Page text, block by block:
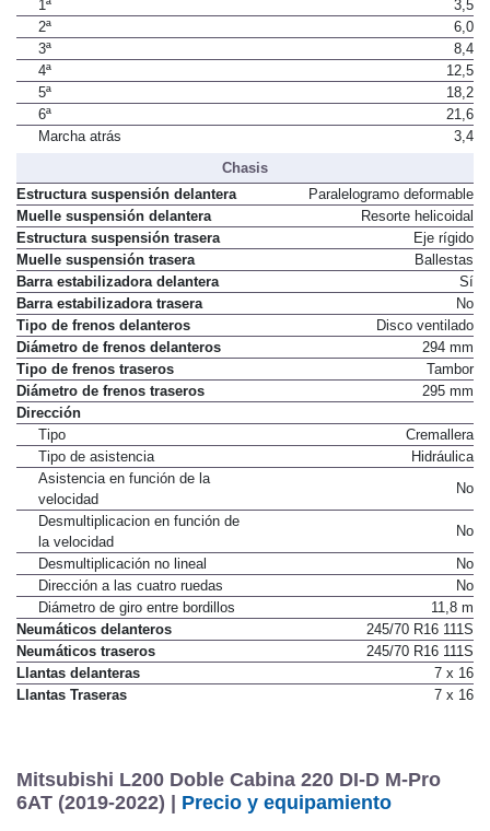
1ª
3,5
2ª
6,0
3ª
8,4
4ª
12,5
5ª
18,2
6ª
21,6
Marcha atrás
3,4
Chasis
Estructura suspensión delantera
Paralelogramo deformable
Muelle suspensión delantera
Resorte helicoidal
Estructura suspensión trasera
Eje rígido
Muelle suspensión trasera
Ballestas
Barra estabilizadora delantera
Sí
Barra estabilizadora trasera
No
Tipo de frenos delanteros
Disco ventilado
Diámetro de frenos delanteros
294 mm
Tipo de frenos traseros
Tambor
Diámetro de frenos traseros
295 mm
Dirección
Tipo
Cremallera
Tipo de asistencia
Hidráulica
Asistencia en función de la
velocidad
No
Desmultiplicacion en función de
la velocidad
No
Desmultiplicación no lineal
No
Dirección a las cuatro ruedas
No
Diámetro de giro entre bordillos
11,8 m
Neumáticos delanteros
245/70 R16 111S
Neumáticos traseros
245/70 R16 111S
Llantas delanteras
7 x 16
Llantas Traseras
7 x 16
Mitsubishi L200 Doble Cabina 220 DI-D M-Pro
6AT (2019-2022) | Precio y equipamiento